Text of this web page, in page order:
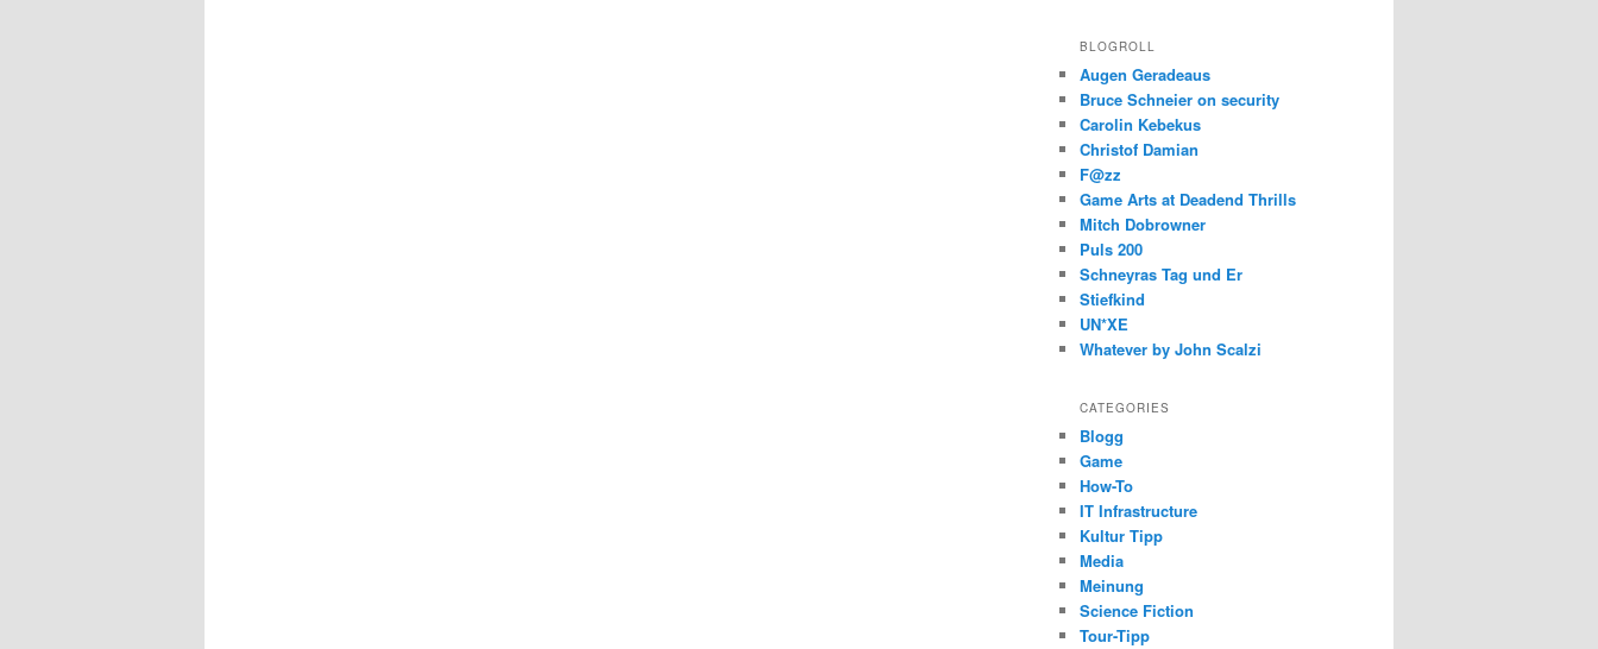
BLOGROLL
Augen Geradeaus
Bruce Schneier on security
Carolin Kebekus
Christof Damian
F@zz
Game Arts at Deadend Thrills
Mitch Dobrowner
Puls 200
Schneyras Tag und Er
Stiefkind
UN*XE
Whatever by John Scalzi
CATEGORIES
Blogg
Game
How-To
IT Infrastructure
Kultur Tipp
Media
Meinung
Science Fiction
Tour-Tipp